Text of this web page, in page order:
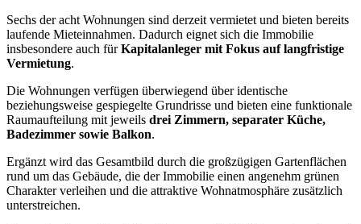
Sechs der acht Wohnungen sind derzeit vermietet und bieten bereits
laufende Mieteinnahmen. Dadurch eignet sich die Immobilie
insbesondere auch fürKapitalanleger mit Fokus auf langfristige
Vermietung.
Die Wohnungen verfügen überwiegend über identische
beziehungsweise gespiegelte Grundrisse und bieten eine funktionale
Raumaufteilung mit jeweils drei Zimmern, separater Küche,
Badezimmer sowie Balkon.
Ergänzt wird das Gesamtbild durch die großzügigen Gartenflächen
rund um das Gebäude, die der Immobilie einen angenehm grünen
Charakter verleihen und die attraktive Wohnatmosphäre zusätzlich
unterstreichen.